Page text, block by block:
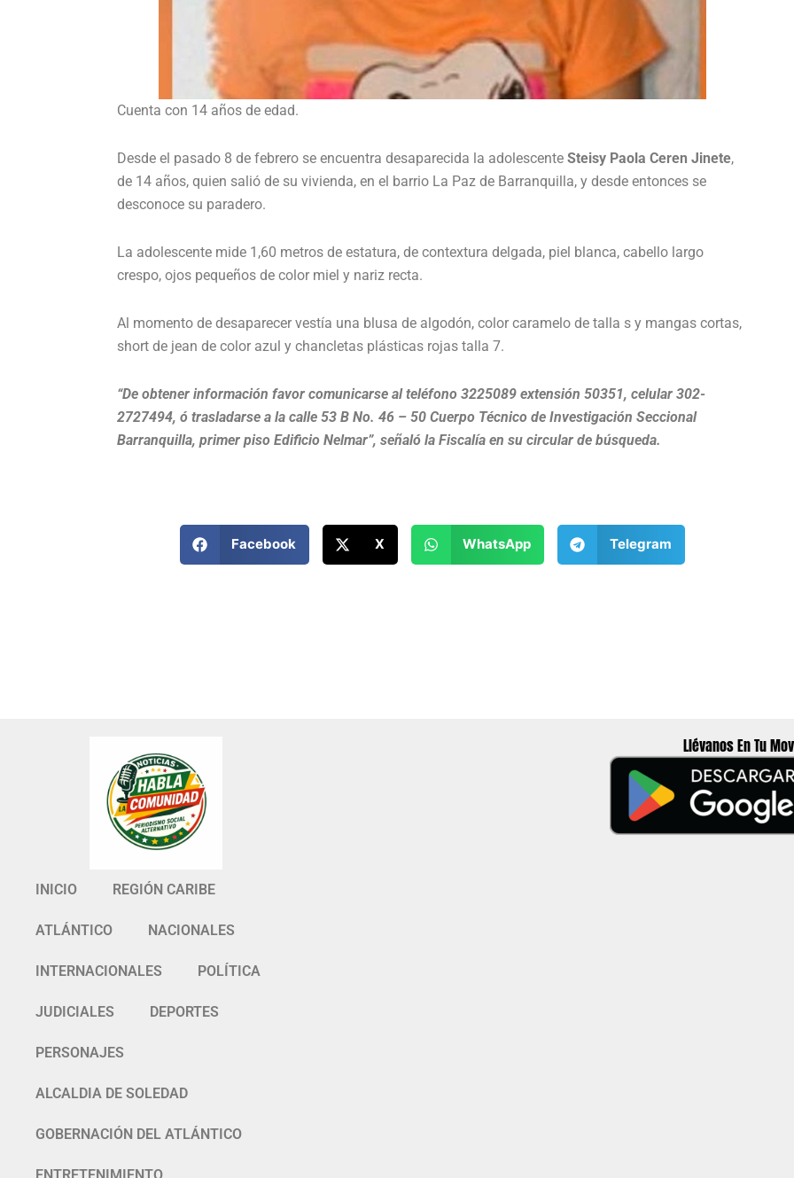
Cuenta con 14 años de edad.
Desde el pasado 8 de febrero se encuentra desaparecida la adolescente Steisy Paola Ceren Jinete,
de 14 años, quien salió de su vivienda, en el barrio La Paz de Barranquilla, y desde entonces se
desconoce su paradero.
La adolescente mide 1,60 metros de estatura, de contextura delgada, piel blanca, cabello largo
crespo, ojos pequeños de color miel y nariz recta.
Al momento de desaparecer vestía una blusa de algodón, color caramelo de talla s y mangas cortas,
short de jean de color azul y chancletas plásticas rojas talla 7.
“De obtener información favor comunicarse al teléfono 3225089 extensión 50351, celular 302-
2727494, ó trasladarse a la calle 53 B No. 46 – 50 Cuerpo Técnico de Investigación Seccional
Barranquilla, primer piso Edificio Nelmar”, señaló la Fiscalía en su circular de búsqueda.
Facebook X WhatsApp Telegram
INICIO REGIÓN CARIBE
ATLÁNTICO NACIONALES
INTERNACIONALES POLÍTICA
JUDICIALES DEPORTES
PERSONAJES
ALCALDIA DE SOLEDAD
GOBERNACIÓN DEL ATLÁNTICO
Llévanos En Tu